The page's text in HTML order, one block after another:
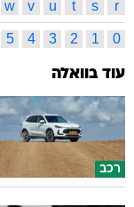
r
s
t
u
v
w
0
1
2
3
4
5
עוד בוואלה
רכב